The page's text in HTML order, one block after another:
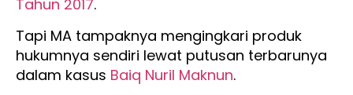
Tahun 2017.
Tapi MA tampaknya mengingkari produk
hukumnya sendiri lewat putusan terbarunya
dalam kasus Baiq Nuril Maknun.